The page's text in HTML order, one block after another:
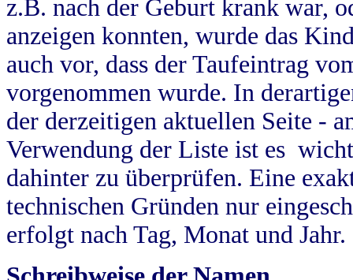
z.B. nach der Geburt krank war,
anzeigen konnten, wurde das
auch vor, dass der Taufeintrag
vorgenommen wurde. In
der derzeitigen aktuellen Seite -
Verwendung der Liste ist es
dahinter zu überprüfen. Eine
technischen Gründen nur
erfolgt nach Tag, Monat und Jahr.